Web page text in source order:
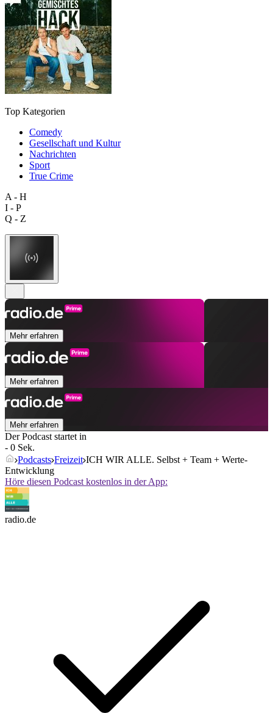
Top Kategorien
Comedy
Gesellschaft und Kultur
Nachrichten
Sport
True Crime
A - H
I - P
Q - Z
Mehr erfahren
Mehr erfahren
Mehr erfahren
Der Podcast startet in
- 0 Sek.
Podcasts Freizeit ICH WIR ALLE. Selbst + Team + Werte-
Entwicklung
Höre diesen Podcast kostenlos in der App:
radio.de